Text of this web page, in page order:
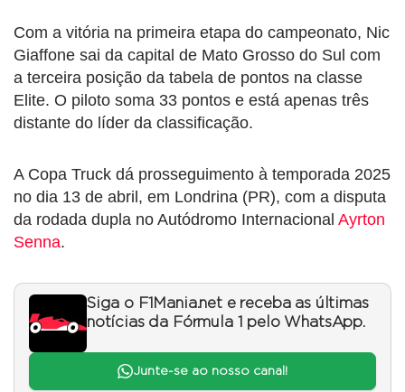
Com a vitória na primeira etapa do campeonato, Nic
Giaffone sai da capital de Mato Grosso do Sul com
a terceira posição da tabela de pontos na classe
Elite. O piloto soma 33 pontos e está apenas três
distante do líder da classificação.
A Copa Truck dá prosseguimento à temporada 2025
no dia 13 de abril, em Londrina (PR), com a disputa
da rodada dupla no Autódromo Internacional Ayrton
Senna.
Siga o F1Mania.net e receba as últimas
notícias da Fórmula 1 pelo WhatsApp.
Junte-se ao nosso canal!